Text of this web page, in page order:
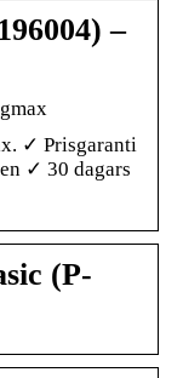
–
✓ Prisgaranti
✓ 30 dagars
(P-